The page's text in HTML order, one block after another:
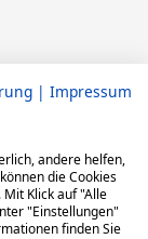
| Impressum
andere helfen,
die Cookies
Klick auf "Alle
"Einstellungen"
finden Sie